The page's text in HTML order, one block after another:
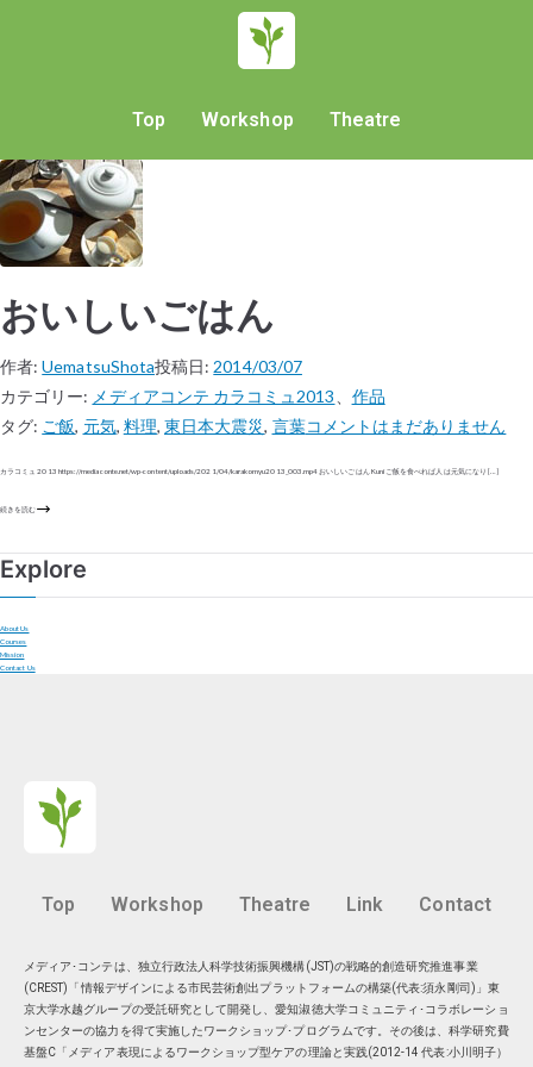
Top Workshop Theatre
おいしいごはん
作者:UematsuShota投稿日: 2014/03/07
カテゴリー: メディアコンテ カラコミュ2013
作品
タグ: ご飯, 元気, 料理, 東日本大震災, 言葉コメントはまだありません
カラコミュ 2013 https://mediaconte.net/wp-content/uploads/2021/04/karakomyu2013_003.mp4 おいしいごはん Kuni ご飯を食べれば人は元気になり […]
続きを読む
Explore
About Us
Courses
Mission
Contact Us
Top Workshop Theatre Link Contact
メディア･コンテは、独立行政法人科学技術振興機構(JST)の戦略的創造研究推進事業
(CREST)「情報デザインによる市民芸術創出プラットフォームの構築(代表:須永剛司)」東
京大学水越グループの受託研究として開発し、愛知淑徳大学コミュニティ･コラボレーショ
ンセンターの協力を得て実施したワークショップ･プログラムです。その後は、科学研究費
基盤C「メディア表現によるワークショップ型ケアの理論と実践(2012-14 代表:小川明子）